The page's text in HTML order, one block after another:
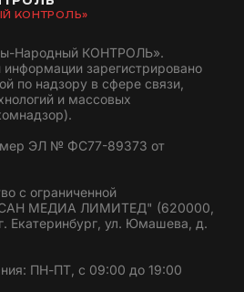
КОНТРОЛЬ»
Народный КОНТРОЛЬ».
зарегистрировано
по надзору в сфере связи,
и массовых
ЭЛ № ФС77-89373 от
с ограниченной
"САН МЕДИА ЛИМИТЕД" (620000,
Екатеринбург, ул. Юмашева, д.
ПН-ПТ, с 09:00 до 19:00